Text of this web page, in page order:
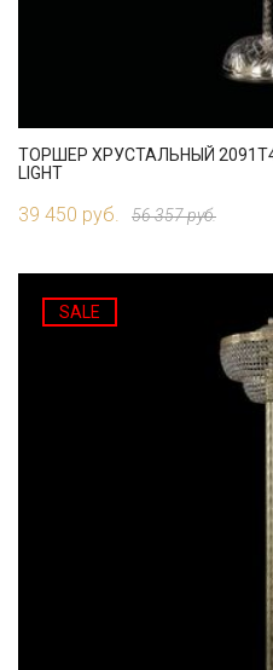
ТОРШЕР ХРУСТАЛЬНЫЙ
LIGHT
39 450 руб. 56 357 руб.
SALE